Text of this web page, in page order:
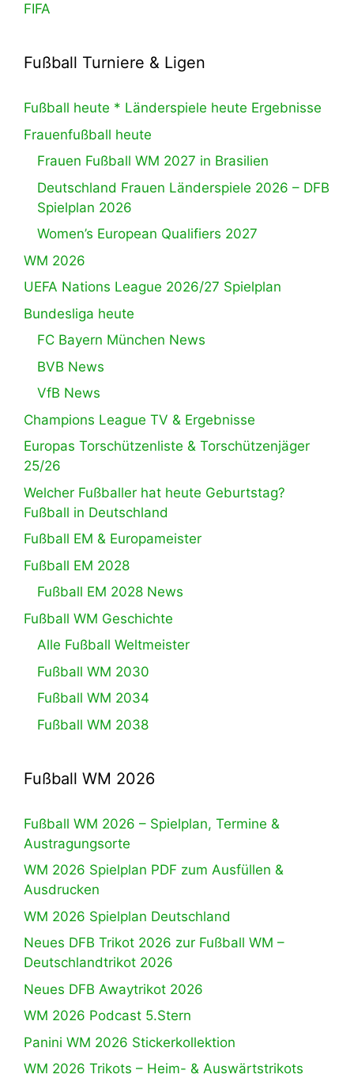
FIFA
Fußball Turniere & Ligen
Fußball heute * Länderspiele heute Ergebnisse
Frauenfußball heute
Frauen Fußball WM 2027 in Brasilien
Deutschland Frauen Länderspiele 2026 – DFB
Spielplan 2026
Women’s European Qualifiers 2027
WM 2026
UEFA Nations League 2026/27 Spielplan
Bundesliga heute
FC Bayern München News
BVB News
VfB News
Champions League TV & Ergebnisse
Europas Torschützenliste & Torschützenjäger
25/26
Welcher Fußballer hat heute Geburtstag?
Fußball in Deutschland
Fußball EM & Europameister
Fußball EM 2028
Fußball EM 2028 News
Fußball WM Geschichte
Alle Fußball Weltmeister
Fußball WM 2030
Fußball WM 2034
Fußball WM 2038
Fußball WM 2026
Fußball WM 2026 – Spielplan, Termine &
Austragungsorte
WM 2026 Spielplan PDF zum Ausfüllen &
Ausdrucken
WM 2026 Spielplan Deutschland
Neues DFB Trikot 2026 zur Fußball WM –
Deutschlandtrikot 2026
Neues DFB Awaytrikot 2026
WM 2026 Podcast 5.Stern
Panini WM 2026 Stickerkollektion
WM 2026 Trikots – Heim- & Auswärtstrikots